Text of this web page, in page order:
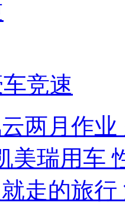
竞速
两月作
美瑞用车
走的旅